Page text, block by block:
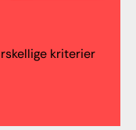
kriterier